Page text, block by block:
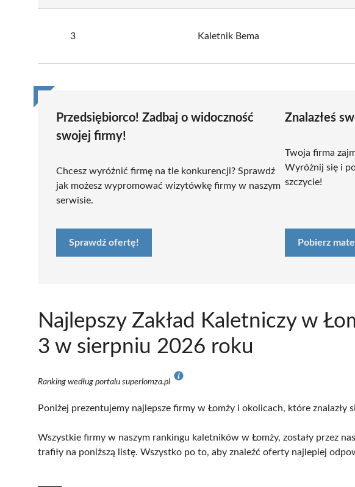
3 Kaletnik Bema
Przedsiębiorco! Zadbaj o widoczność
swojej firmy!
Chcesz wyróżnić firmę na tle konkurencji? Sprawdź
jak możesz wypromować wizytówkę firmy w naszym
serwisie.
Sprawdź ofertę!
Znalazłeś
Twoja firma
Wyróżnij się i
szczycie!
Pobierz
Najlepszy Zakład Kaletniczy w
3 w sierpniu 2026 roku
Ranking według portalu superlomza.pl
Poniżej prezentujemy najlepsze firmy w Łomży i okolicach, które znalazły
Wszystkie firmy w naszym rankingu kaletników w Łomży, zostały przez
trafiły na poniższą listę. Wszystko po to, aby znaleźć oferty najlepiej